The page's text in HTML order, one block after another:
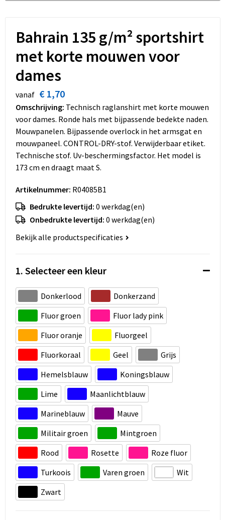
Kledingaccessoires
Schorten en Sloven
Gilets
Restauranttextiel
Hoofdbescherming
Gehoorbescherming
Gereedschap
Snoepgoed
Spellen voor binnen en buiten
Sport
Veiligheid, Auto en Fiets
Vrije tijd en Strand
Promotietassen
Boodschappentassen
Reistassen
Schoudertassen
Toilettassen
Koffers en Trolleys
Schoenentassen
Koeltassen en Koelboxen
Strandtassen
Heuptassen
Documententassen
Laptop hoezen en tassen
Autotassen
Matrozentassen
Kledingtassen
Rugzakken
Bahrain 135 g/m² sportshirt
met korte mouwen voor
dames
vanaf € 1,70
Omschrijving: Technisch raglanshirt met korte mouwen
voor dames. Ronde hals met bijpassende bedekte naden.
Mouwpanelen. Bijpassende overlock in het armsgat en
mouwpaneel. CONTROL-DRY-stof. Verwijderbaar etiket.
Technische stof. Uv-beschermingsfactor. Het model is
173 cm en draagt maat S.
Artikelnummer: R04085B1
Bedrukte levertijd: 0 werkdag(en)
Onbedrukte levertijd: 0 werkdag(en)
Bekijk alle productspecificaties
1. Selecteer een kleur
Donkerlood
Donkerzand
Fluor groen
Fluor lady pink
Fluor oranje
Fluorgeel
Fluorkoraal
Geel
Grijs
Hemelsblauw
Koningsblauw
Lime
Maanlichtblauw
Marineblauw
Mauve
Militair groen
Mintgroen
Rood
Rosette
Roze fluor
Turkoois
Varen groen
Wit
Zwart